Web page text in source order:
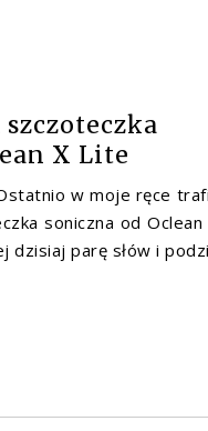
X Lite
w moje ręce
soniczna od Oclean
dzisiaj parę słów i